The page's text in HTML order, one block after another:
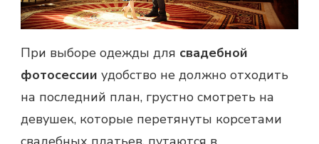
При выборе одежды для свадебной
фотосессии удобство не должно отходить
на последний план, грустно смотреть на
девушек, которые перетянуты корсетами